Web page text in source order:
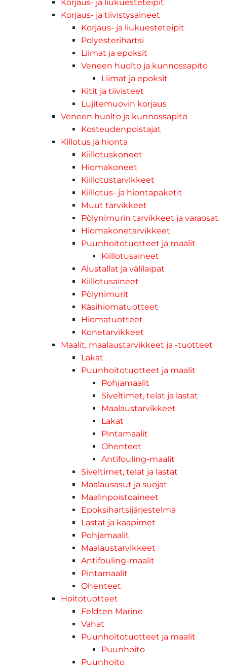
Korjaus- ja liukuesteteipit
Korjaus- ja tiivistysaineet
Korjaus- ja liukuesteteipit
Polyesterihartsi
Liimat ja epoksit
Veneen huolto ja kunnossapito
Liimat ja epoksit
Kitit ja tiivisteet
Lujitemuovin korjaus
Veneen huolto ja kunnossapito
Kosteudenpoistajat
Killotus ja hionta
Kiillotuskoneet
Hiomakoneet
Kiillotustarvikkeet
Kiillotus- ja hiontapaketit
Muut tarvikkeet
Pölynimurin tarvikkeet ja varaosat
Hiomakonetarvikkeet
Puunhoitotuotteet ja maalit
Kiillotusaineet
Alustallat ja välilaipat
Kiillotusaineet
Pölynimurit
Käsihiomatuotteet
Hiomatuotteet
Konetarvikkeet
Maalit, maalaustarvikkeet ja -tuotteet
Lakat
Puunhoitotuotteet ja maalit
Pohjamaalit
Siveltimet, telat ja lastat
Maalaustarvikkeet
Lakat
Pintamaalit
Ohenteet
Antifouling-maalit
Siveltimet, telat ja lastat
Maalausasut ja suojat
Maalinpoistoaineet
Epoksihartsijärjestelmä
Lastat ja kaapimet
Pohjamaalit
Maalaustarvikkeet
Antifouling-maalit
Pintamaalit
Ohenteet
Hoitotuotteet
Feldten Marine
Vahat
Puunhoitotuotteet ja maalit
Puunhoito
Puunhoito